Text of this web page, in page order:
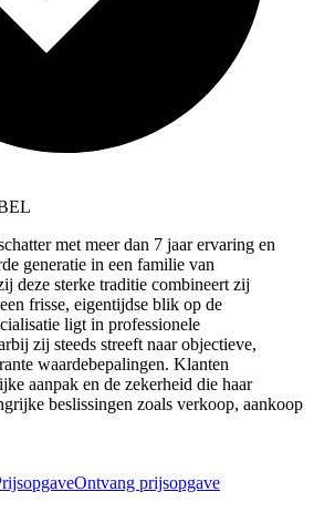
met meer dan 7 jaar ervaring en
generatie in een familie van
deze sterke traditie combineert zij
frisse, eigentijdse blik op de
ligt in professionele
zij steeds streeft naar objectieve,
waardebepalingen. Klanten
aanpak en de zekerheid die haar
beslissingen zoals verkoop, aankoop
Ontvang prijsopgave